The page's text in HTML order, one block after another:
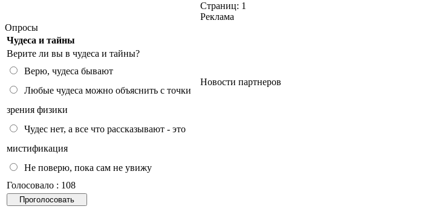
Опросы
Чудеса и тайны
Верите ли вы в чудеса и тайны?
Верю, чудеса бывают
Любые чудеса можно объяснить с точки
зрения физики
Чудес нет, а все что рассказывают - это
мистификация
Не поверю, пока сам не увижу
Голосовало : 108
Страниц: 1
Реклама
Новости партнеров